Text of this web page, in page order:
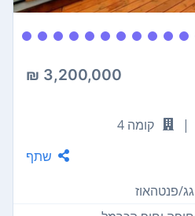
3,200,000 ₪
|
קומה 4
שתף
גג/פנטהאוז